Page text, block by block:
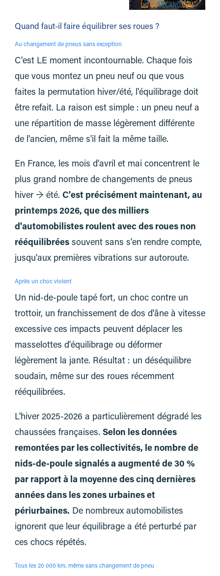
Quand faut-il faire équilibrer ses roues ?
Au changement de pneus sans exception
C'est LE moment incontournable. Chaque fois
que vous montez un pneu neuf ou que vous
faites la permutation hiver/été, l'équilibrage doit
être refait. La raison est simple : un pneu neuf a
une répartition de masse légèrement différente
de l'ancien, même s'il fait la même taille.
En France, les mois d'avril et mai concentrent le
plus grand nombre de changements de pneus
hiver → été. C'est précisément maintenant, au
printemps 2026, que des milliers
d'automobilistes roulent avec des roues non
rééquilibrées souvent sans s'en rendre compte,
jusqu'aux premières vibrations sur autoroute.
Après un choc violent
Un nid-de-poule tapé fort, un choc contre un
trottoir, un franchissement de dos d'âne à vitesse
excessive ces impacts peuvent déplacer les
masselottes d'équilibrage ou déformer
légèrement la jante. Résultat : un déséquilibre
soudain, même sur des roues récemment
rééquilibrées.
L'hiver 2025-2026 a particulièrement dégradé les
chaussées françaises. Selon les données
remontées par les collectivités, le nombre de
nids-de-poule signalés a augmenté de 30 %
par rapport à la moyenne des cinq dernières
années dans les zones urbaines et
périurbaines. De nombreux automobilistes
ignorent que leur équilibrage a été perturbé par
ces chocs répétés.
Tous les 20 000 km, même sans changement de pneu